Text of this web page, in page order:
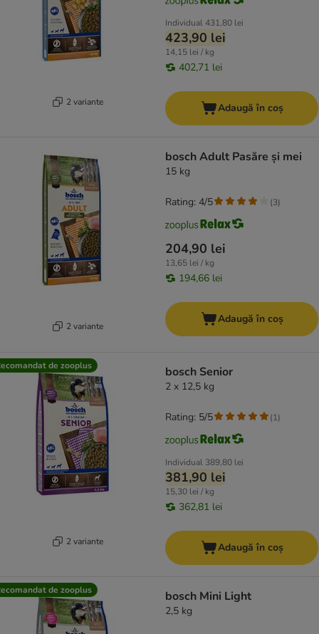
2 variante
Individual431,80 lei
423,90 lei
14,15 lei / kg
402,71 lei
Adaugă în coș
2 variante
bosch Adult Pasăre și mei
15 kg
204,90 lei
13,65 lei / kg
194,66 lei
Rating: 4/5 (3)
Adaugă în coș
de zooplus
2 variante
bosch Senior
2 x 12,5 kg
Individual 389,80 lei
381,90 lei
15,30 lei / kg
362,81 lei
Rating: 5/5 (1)
Adaugă în coș
de zooplus bosch Mini Light
2,5 kg